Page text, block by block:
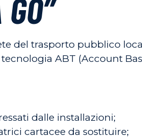
del trasporto pubblico
tecnologia ABT (Account
dalle installazioni;
cartacee da sostituire;